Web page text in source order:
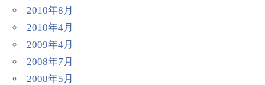
2010年8月
2010年4月
2009年4月
2008年7月
2008年5月